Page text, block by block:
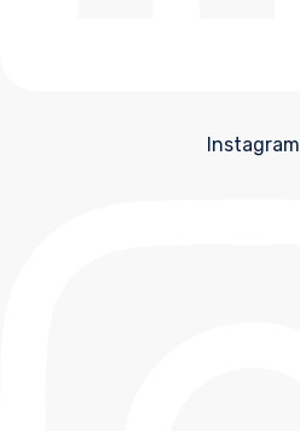
Instagram